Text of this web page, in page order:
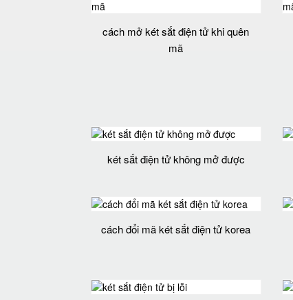
cách mở két sắt điện tử khi quên
mã
két sắt điện tử không mở được
cách đổi mã két sắt điện tử korea